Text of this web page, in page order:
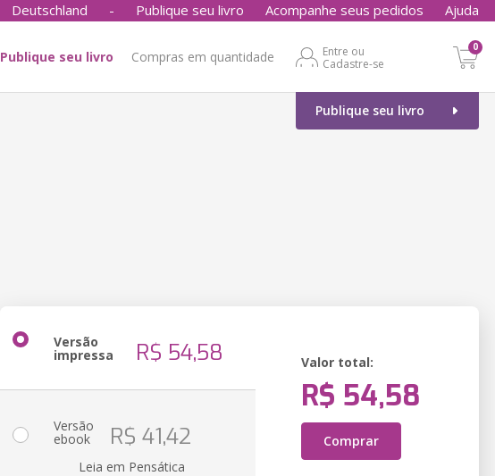
Deutschland - Publique seu livro Acompanhe seus pedidos Ajuda
Publique seu livro Compras em quantidade
Entre ou
Cadastre-se
0
Publique seu livro
Versão
impressa R$ 54,58 Valor total:
R$ 54,58
Comprar
Versão
ebook R$ 41,42
Leia em Pensática